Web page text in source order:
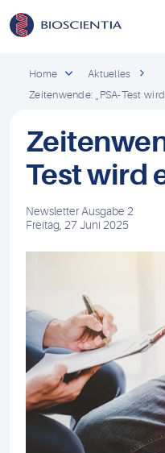
Home
Aktuelles
Zeitenwende: „PSA-Test
Test wird
Newsletter Ausgabe 2
Freitag, 27 Juni 2025